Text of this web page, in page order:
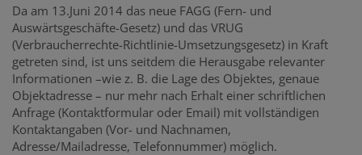
Da am 13.Juni 2014 das neue FAGG (Fern- und
Auswärtsgeschäfte-Gesetz) und das VRUG
(Verbraucherrechte-Richtlinie-Umsetzungsgesetz) in Kraft
getreten sind, ist uns seitdem die Herausgabe relevanter
Informationen –wie z. B. die Lage des Objektes, genaue
Objektadresse – nur mehr nach Erhalt einer schriftlichen
Anfrage (Kontaktformular oder Email) mit vollständigen
Kontaktangaben (Vor- und Nachnamen,
Adresse/Mailadresse, Telefonnummer) möglich.